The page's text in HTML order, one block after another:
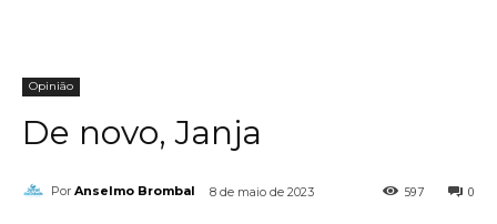
Opinião
De novo, Janja
Por Anselmo Brombal 8 de maio de 2023 0
597